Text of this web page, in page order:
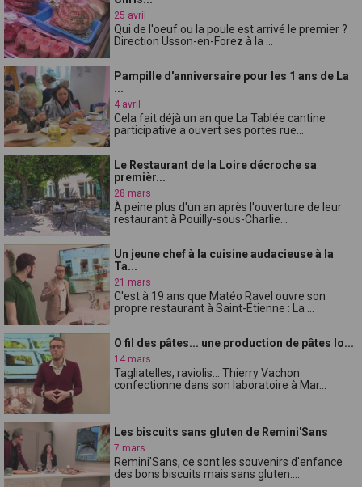
25 avril
Qui de l'oeuf ou la poule est arrivé le premier ?
Direction Usson-en-Forez à la ...
Pampille d'anniversaire pour les 1 ans de La
...
4 avril
Cela fait déjà un an que La Tablée cantine
participative a ouvert ses portes rue...
Le Restaurant de la Loire décroche sa
premièr...
28 mars
À peine plus d'un an après l'ouverture de leur
restaurant à Pouilly-sous-Charlie...
Un jeune chef à la cuisine audacieuse à la
Ta...
21 mars
C'est à 19 ans que Matéo Ravel ouvre son
propre restaurant à Saint-Étienne : La ...
O fil des pâtes... une production de pâtes lo...
14 mars
Tagliatelles, raviolis... Thierry Vachon
confectionne dans son laboratoire à Mar...
Les biscuits sans gluten de Remini'Sans
7 mars
Remini'Sans, ce sont les souvenirs d'enfance
des bons biscuits mais sans gluten....